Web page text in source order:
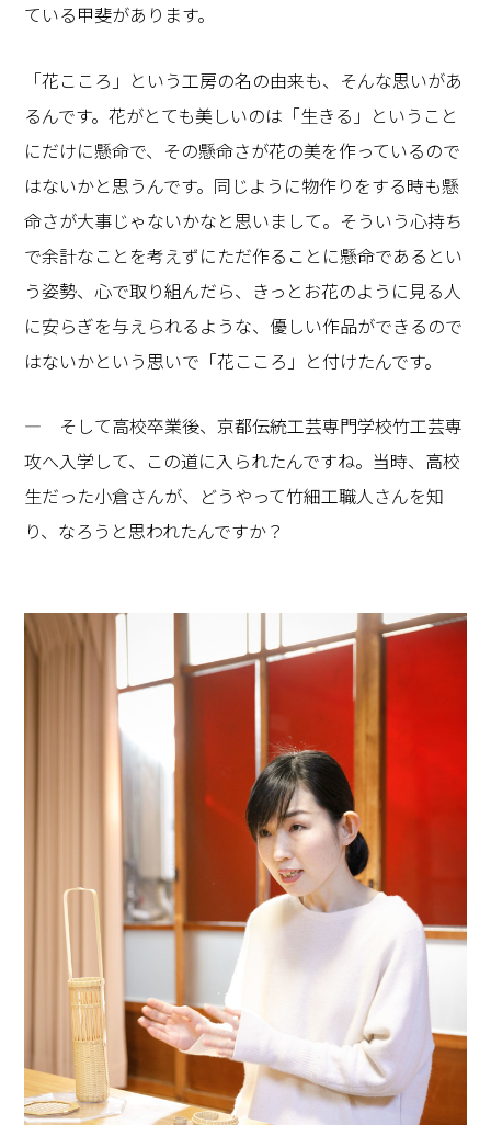
ている甲斐があります。
「花こころ」という工房の名の由来も、そんな思いがあ
るんです。花がとても美しいのは「生きる」ということ
にだけに懸命で、その懸命さが花の美を作っているので
はないかと思うんです。同じように物作りをする時も懸
命さが大事じゃないかなと思いまして。そういう心持ち
で余計なことを考えずにただ作ることに懸命であるとい
う姿勢、心で取り組んだら、きっとお花のように見る人
に安らぎを与えられるような、優しい作品ができるので
はないかという思いで「花こころ」と付けたんです。
― そして高校卒業後、京都伝統工芸専門学校竹工芸専
攻へ入学して、この道に入られたんですね。当時、高校
生だった小倉さんが、どうやって竹細工職人さんを知
り、なろうと思われたんですか？